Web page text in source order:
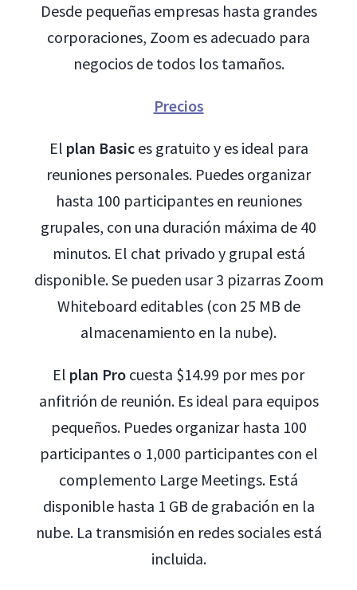
Desde pequeñas empresas hasta grandes
corporaciones, Zoom es adecuado para
negocios de todos los tamaños.
Precios
El plan Basices gratuito y es ideal para
reuniones personales. Puedes organizar
hasta 100 participantes en reuniones
grupales, con una duración máxima de 40
minutos. El chat privado y grupal está
disponible. Se pueden usar 3 pizarras Zoom
Whiteboard editables (con 25 MB de
almacenamiento en la nube).
El plan Pro cuesta $14.99 por mes por
anfitrión de reunión. Es ideal para equipos
pequeños. Puedes organizar hasta 100
participantes o 1,000 participantes con el
complemento Large Meetings. Está
disponible hasta 1 GB de grabación en la
nube. La transmisión en redes sociales está
incluida.